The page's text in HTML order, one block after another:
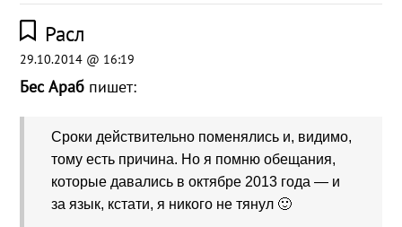
Расл
29.10.2014 @ 16:19
Бес Араб пишет:
Сроки действительно поменялись и, видимо,
тому есть причина. Но я помню обещания,
которые давались в октябре 2013 года — и
за язык, кстати, я никого не тянул 🙂